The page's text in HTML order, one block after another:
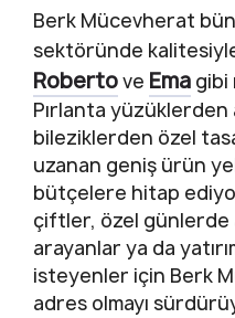
Berk Mücevherat
sektöründe
Robertove Ema gibi
Pırlanta yüzüklerden
bileziklerden özel
uzanan geniş ürün
bütçelere hitap
çiftler, özel günlerde
arayanlar ya da
isteyenler için Berk
adres olmayı